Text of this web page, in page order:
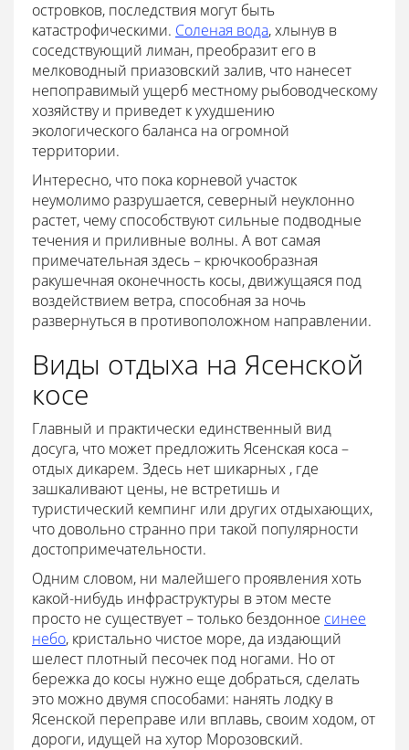
островков, последствия могут быть
катастрофическими. Соленая вода, хлынув в
соседствующий лиман, преобразит его в
мелководный приазовский залив, что нанесет
непоправимый ущерб местному рыбоводческому
хозяйству и приведет к ухудшению
экологического баланса на огромной
территории.
Интересно, что пока корневой участок
неумолимо разрушается, северный неуклонно
растет, чему способствуют сильные подводные
течения и приливные волны. А вот самая
примечательная здесь – крючкообразная
ракушечная оконечность косы, движущаяся под
воздействием ветра, способная за ночь
развернуться в противоположном направлении.
Виды отдыха на Ясенской
косе
Главный и практически единственный вид
досуга, что может предложить Ясенская коса –
отдых дикарем. Здесь нет шикарных , где
зашкаливают цены, не встретишь и
туристический кемпинг или других отдыхающих,
что довольно странно при такой популярности
достопримечательности.
Одним словом, ни малейшего проявления хоть
какой-нибудь инфраструктуры в этом месте
просто не существует – только бездонное синее
небо, кристально чистое море, да издающий
шелест плотный песочек под ногами. Но от
бережка до косы нужно еще добраться, сделать
это можно двумя способами: нанять лодку в
Ясенской переправе или вплавь, своим ходом, от
дороги, идущей на хутор Морозовский.